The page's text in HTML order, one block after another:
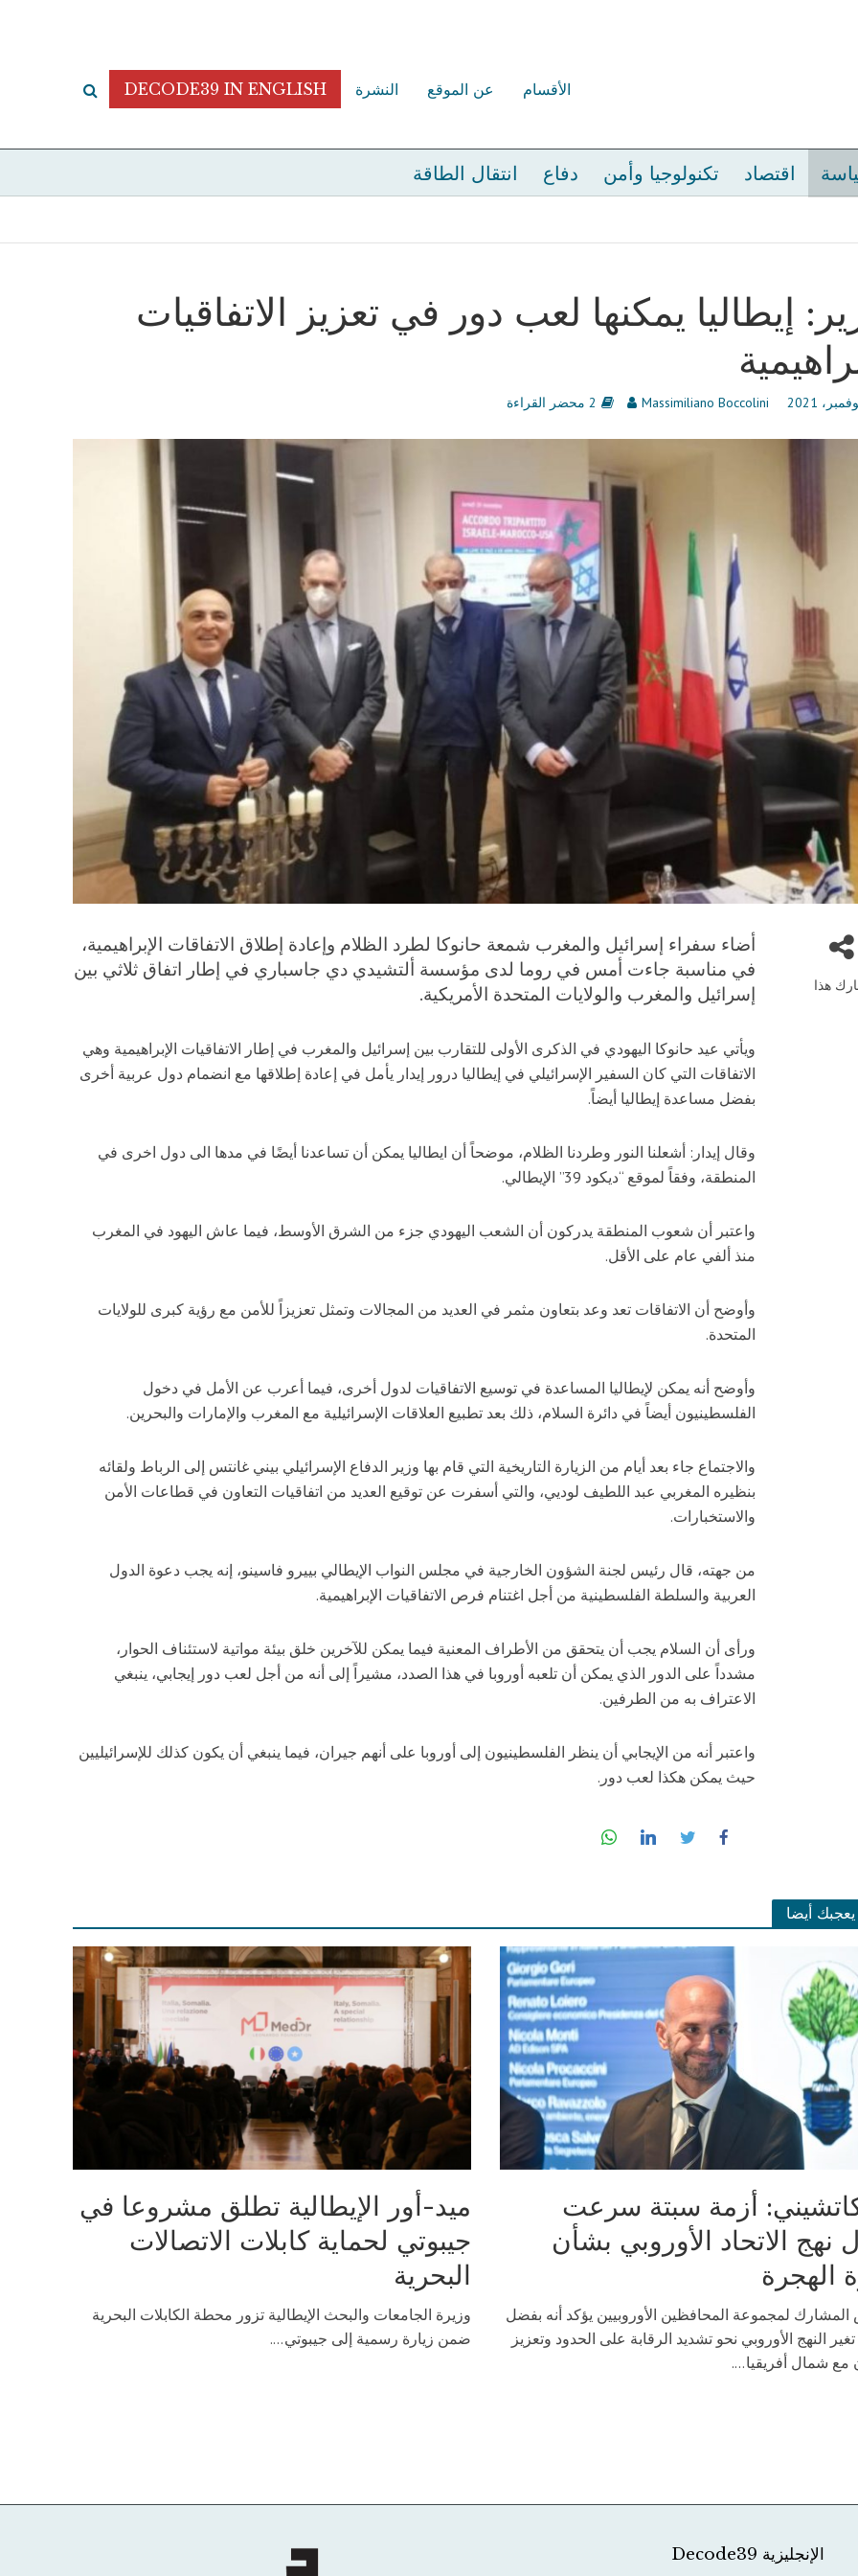
الأقسام عن الموقع النشرة DECODE39 IN ENGLISH
اقتصاد تكنولوجيا وأمن دفاع انتقال الطاقة
إيطاليا يمكنها لعب دور في تعزيز الاتفاقيات
Massimiliano Boccolini 2 محضر القراءة
هذا
أضاء سفراء إسرائيل والمغرب شمعة حانوكا لطرد الظلام وإعادة إطلاق الاتفاقات الإبراهيمية،
في مناسبة جاءت أمس في روما لدى مؤسسة ألتشيدي دي جاسباري في إطار اتفاق ثلاثي بين
إسرائيل والمغرب والولايات المتحدة الأمريكية.
ويأتي عيد حانوكا اليهودي في الذكرى الأولى للتقارب بين إسرائيل والمغرب في إطار الاتفاقيات الإبراهيمية وهي
الاتفاقات التي كان السفير الإسرائيلي في إيطاليا درور إيدار يأمل في إعادة إطلاقها مع انضمام دول عربية أخرى
بفضل مساعدة إيطاليا أيضاً.
وقال إيدار: أشعلنا النور وطردنا الظلام، موضحاً أن ايطاليا يمكن أن تساعدنا أيضًا في مدها الى دول اخرى في
المنطقة، وفقاً لموقع “ديكود 39” الإيطالي.
واعتبر أن شعوب المنطقة يدركون أن الشعب اليهودي جزء من الشرق الأوسط، فيما عاش اليهود في المغرب
منذ ألفي عام على الأقل.
وأوضح أن الاتفاقات تعد وعد بتعاون مثمر في العديد من المجالات وتمثل تعزيزاً للأمن مع رؤية كبرى للولايات
المتحدة.
وأوضح أنه يمكن لإيطاليا المساعدة في توسيع الاتفاقيات لدول أخرى، فيما أعرب عن الأمل في دخول
الفلسطينيون أيضاً في دائرة السلام، ذلك بعد تطبيع العلاقات الإسرائيلية مع المغرب والإمارات والبحرين.
والاجتماع جاء بعد أيام من الزيارة التاريخية التي قام بها وزير الدفاع الإسرائيلي بيني غانتس إلى الرباط ولقائه
بنظيره المغربي عبد اللطيف لوديي، والتي أسفرت عن توقيع العديد من اتفاقيات التعاون في قطاعات الأمن
والاستخبارات.
من جهته، قال رئيس لجنة الشؤون الخارجية في مجلس النواب الإيطالي بييرو فاسينو، إنه يجب دعوة الدول
العربية والسلطة الفلسطينية من أجل اغتنام فرص الاتفاقيات الإبراهيمية.
ورأى أن السلام يجب أن يتحقق من الأطراف المعنية فيما يمكن للآخرين خلق بيئة مواتية لاستئناف الحوار،
مشدداً على الدور الذي يمكن أن تلعبه أوروبا في هذا الصدد، مشيراً إلى أنه من أجل لعب دور إيجابي، ينبغي
الاعتراف به من الطرفين.
واعتبر أنه من الإيجابي أن ينظر الفلسطينيون إلى أوروبا على أنهم جيران، فيما ينبغي أن يكون كذلك للإسرائيليين
حيث يمكن هكذا لعب دور.
يعجبك أيضا
أزمة سبتة سرعت
نهج الاتحاد الأوروبي بشأن
الهجرة
المشارك لمجموعة المحافظين الأوروبيين يؤكد أنه بفضل
تغير النهج الأوروبي نحو تشديد الرقابة على الحدود وتعزيز
مع شمال أفريقيا....
ميد-أور الإيطالية تطلق مشروعا في
جيبوتي لحماية كابلات الاتصالات
البحرية
وزيرة الجامعات والبحث الإيطالية تزور محطة الكابلات البحرية
ضمن زيارة رسمية إلى جيبوتي....
الإنجليزية Decode39